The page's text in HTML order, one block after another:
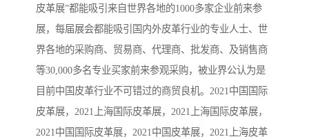
皮革展”都能吸引来自世界各地的1000多家企业前来参
展，每届展会都能吸引国内外皮革行业的专业人士、世
界各地的采购商、贸易商、代理商、批发商、及销售商
等30,000多名专业买家前来参观采购，被业界公认为是
目前中国皮革行业不可错过的商贸良机。2021中国国际
皮革展，2021上海国际皮革展，2021上海国际皮革展，
2021中国国际皮革展，2021中国皮革展，2021上海皮革